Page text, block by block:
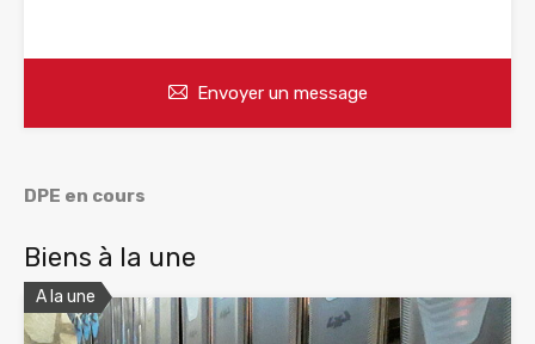
Envoyer un message
DPE en cours
Biens à la une
A la une